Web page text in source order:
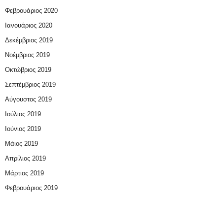
Φεβρουάριος 2020
Ιανουάριος 2020
Δεκέμβριος 2019
Νοέμβριος 2019
Οκτώβριος 2019
Σεπτέμβριος 2019
Αύγουστος 2019
Ιούλιος 2019
Ιούνιος 2019
Μάιος 2019
Απρίλιος 2019
Μάρτιος 2019
Φεβρουάριος 2019